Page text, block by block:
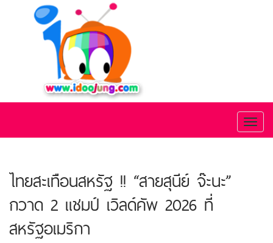
ไทยสะเทือนสหรัฐ !! “สายสุนีย์ จ๊ะนะ”
กวาด 2 แชมป์ เวิลด์คัพ 2026 ที่
สหรัฐอเมริกา